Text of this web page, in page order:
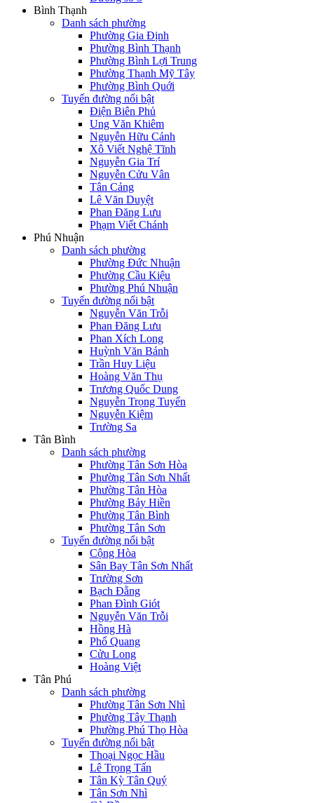
Bình Thạnh
Danh sách phường
Phường Gia Định
Phường Bình Thạnh
Phường Bình Lợi Trung
Phường Thạnh Mỹ Tây
Phường Bình Quới
Tuyến đường nổi bật
Điện Biên Phủ
Ung Văn Khiêm
Nguyễn Hữu Cảnh
Xô Viết Nghệ Tĩnh
Nguyễn Gia Trí
Nguyễn Cửu Vân
Tân Cảng
Lê Văn Duyệt
Phan Đăng Lưu
Phạm Viết Chánh
Phú Nhuận
Danh sách phường
Phường Đức Nhuận
Phường Cầu Kiệu
Phường Phú Nhuận
Tuyến đường nổi bật
Nguyễn Văn Trỗi
Phan Đăng Lưu
Phan Xích Long
Huỳnh Văn Bánh
Trần Huy Liệu
Hoàng Văn Thụ
Trương Quốc Dung
Nguyễn Trọng Tuyển
Nguyễn Kiệm
Trường Sa
Tân Bình
Danh sách phường
Phường Tân Sơn Hòa
Phường Tân Sơn Nhất
Phường Tân Hòa
Phường Bảy Hiền
Phường Tân Bình
Phường Tân Sơn
Tuyến đường nổi bật
Cộng Hòa
Sân Bay Tân Sơn Nhất
Trường Sơn
Bạch Đằng
Phan Đình Giót
Nguyễn Văn Trỗi
Hồng Hà
Phổ Quang
Cửu Long
Hoàng Việt
Tân Phú
Danh sách phường
Phường Tân Sơn Nhì
Phường Tây Thạnh
Phường Phú Thọ Hòa
Tuyến đường nổi bật
Thoại Ngọc Hầu
Lê Trọng Tấn
Tân Kỳ Tân Quý
Tân Sơn Nhì